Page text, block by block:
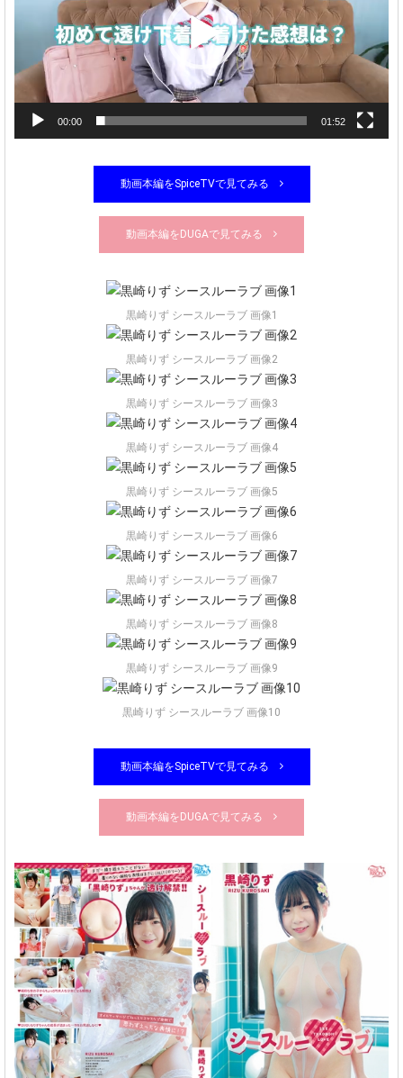
ー
00:00 01:52
動画本編をSpiceTVで見てみる
動画本編をDUGAで見てみる
黒崎りず シースルーラブ 画像1
黒崎りず シースルーラブ 画像2
黒崎りず シースルーラブ 画像3
黒崎りず シースルーラブ 画像4
黒崎りず シースルーラブ 画像5
黒崎りず シースルーラブ 画像6
黒崎りず シースルーラブ 画像7
黒崎りず シースルーラブ 画像8
黒崎りず シースルーラブ 画像9
黒崎りず シースルーラブ 画像10
動画本編をSpiceTVで見てみる
動画本編をDUGAで見てみる